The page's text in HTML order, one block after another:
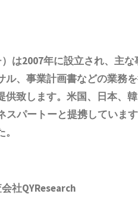
は2007年に設立され、主な
ル、事業計画書などの業務
供致します。米国、日本、
スパートーと提携していま
社QYResearch